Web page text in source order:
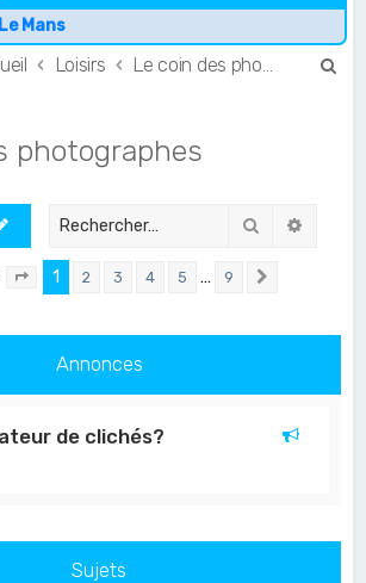
Mans
Loisirs
e
photographes
Rechercher
Page sur 9
1 2 3 4 5 … 9
Annonces
de clichés?
Sujets